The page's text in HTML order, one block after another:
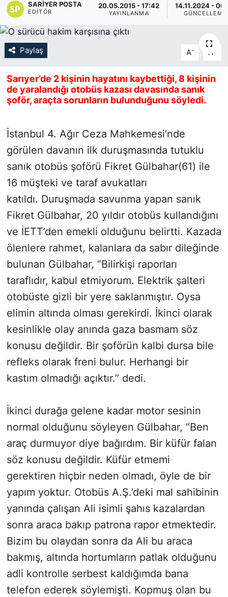
SARIYER POSTA
EDITÖR
20.05.2015 - 17:42
YAYINLANMA
14.11.2024 -
GÜNCELLEME
Paylaş A- A
Sarıyer’de 2 kişinin hayatını kaybettiği, 8 kişinin
de yaralandığı otobüs kazası davasında sanık
şoför, araçta sorunların bulunduğunu söyledi.
İstanbul 4. Ağır Ceza Mahkemesi’nde
görülen davanın ilk duruşmasında tutuklu
sanık otobüs şoförü Fikret Gülbahar(61) ile
16 müşteki ve taraf avukatları
katıldı. Duruşmada savunma yapan sanık
Fikret Gülbahar, 20 yıldır otobüs kullandığını
ve İETT’den emekli olduğunu belirtti. Kazada
ölenlere rahmet, kalanlara da sabır dileğinde
bulunan Gülbahar, “Bilirkişi raporları
taraflıdır, kabul etmiyorum. Elektrik şalteri
otobüste gizli bir yere saklanmıştır. Oysa
elimin altında olması gerekirdi. İkinci olarak
kesinlikle olay anında gaza basmam söz
konusu değildir. Bir şoförün kalbi dursa bile
refleks olarak freni bulur. Herhangi bir
kastım olmadığı açıktır.” dedi.
İkinci durağa gelene kadar motor sesinin
normal olduğunu söyleyen Gülbahar, “Ben
araç durmuyor diye bağırdım. Bir küfür falan
söz konusu değildir. Küfür etmemi
gerektiren hiçbir neden olmadı, öyle de bir
yapım yoktur. Otobüs A.Ş.’deki mal sahibinin
yanında çalışan Ali isimli şahıs kazalardan
sonra araca bakıp patrona rapor etmektedir.
Bizim bu olaydan sonra da Ali bu araca
bakmış, altında hortumların patlak olduğunu
adli kontrolle serbest kaldığımda bana
telefon ederek söylemişti. Kopmuş olan bu
KÖŞE YAZILARI (Arşiv)
MAGAZİN
SAĞLIK
SARIYER HABERLERİ
SARIYER İMAR BARIŞI
SEKTÖR
SİYASET
SON DAKİKA HABERİ
SPOR
TEKNOLOJİ
TÜRKİYE VE DÜNYA GÜNDEMİ
VİDEO GALERİ
YAŞAM